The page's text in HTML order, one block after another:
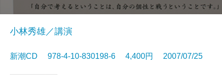
小林秀雄／講演
新潮CD 978-4-10-830198-6 4,400円 2007/07/25